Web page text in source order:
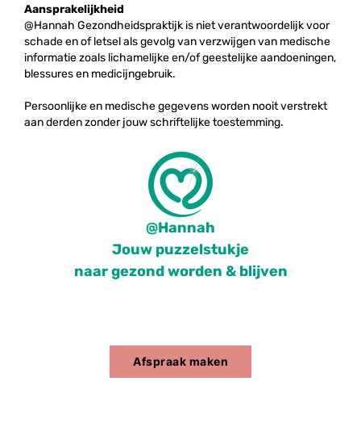
Aansprakelijkheid
@Hannah Gezondheidspraktijk is niet verantwoordelijk voor
schade en of letsel als gevolg van verzwijgen van medische
informatie zoals lichamelijke en/of geestelijke aandoeningen,
blessures en medicijngebruik.
Persoonlijke en medische gegevens worden nooit verstrekt
aan derden zonder jouw schriftelijke toestemming.
@Hannah
Jouw puzzelstukje
naar gezond worden & blijven
Afspraak maken